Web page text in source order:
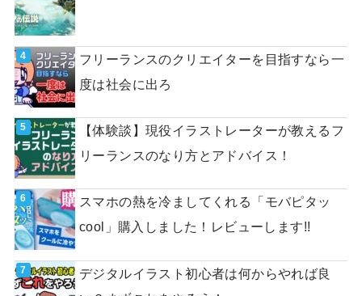
フリーランスのクリエイターを目指すなら一
度は社会に出ろ
【体験談】現役イラストレーターが教えるフ
リーランスのなり方とアドバイス！
スマホの熱を冷ましてくれる「モバピタッ
cool」購入しました！レビューします!!
デジタルイラスト初心者は何からやれば良